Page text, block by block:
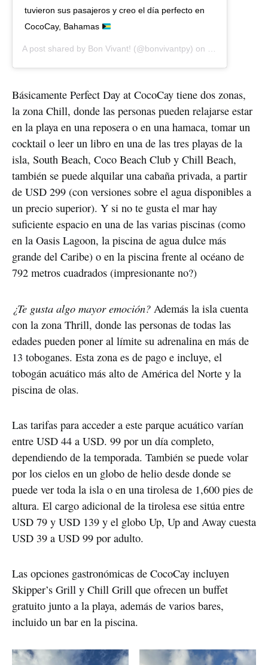
tuvieron sus pasajeros y creo el día perfecto en
CocoCay, Bahamas
A post shared by Bon Vivant! (@bonvivantpy) on Dec 18, 2019
Básicamente Perfect Day at CocoCay tiene dos zonas,
la zona Chill, donde las personas pueden relajarse estar
en la playa en una reposera o en una hamaca, tomar un
cocktail o leer un libro en una de las tres playas de la
isla, South Beach, Coco Beach Club y Chill Beach,
también se puede alquilar una cabaña privada, a partir
de USD 299 (con versiones sobre el agua disponibles a
un precio superior). Y si no te gusta el mar hay
suficiente espacio en una de las varias piscinas (como
en la Oasis Lagoon, la piscina de agua dulce más
grande del Caribe) o en la piscina frente al océano de
792 metros cuadrados (impresionante no?)
¿Te gusta algo mayor emoción? Además la isla cuenta
con la zona Thrill, donde las personas de todas las
edades pueden poner al límite su adrenalina en más de
13 toboganes. Esta zona es de pago e incluye, el
tobogán acuático más alto de América del Norte y la
piscina de olas.
Las tarifas para acceder a este parque acuático varían
entre USD 44 a USD. 99 por un día completo,
dependiendo de la temporada. También se puede volar
por los cielos en un globo de helio desde donde se
puede ver toda la isla o en una tirolesa de 1,600 pies de
altura. El cargo adicional de la tirolesa ese sitúa entre
USD 79 y USD 139 y el globo Up, Up and Away cuesta
USD 39 a USD 99 por adulto.
Las opciones gastronómicas de CocoCay incluyen
Skipper’s Grill y Chill Grill que ofrecen un buffet
gratuito junto a la playa, además de varios bares,
incluido un bar en la piscina.